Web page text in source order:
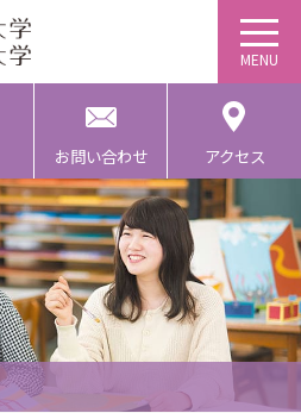
お問い合わせ アクセス